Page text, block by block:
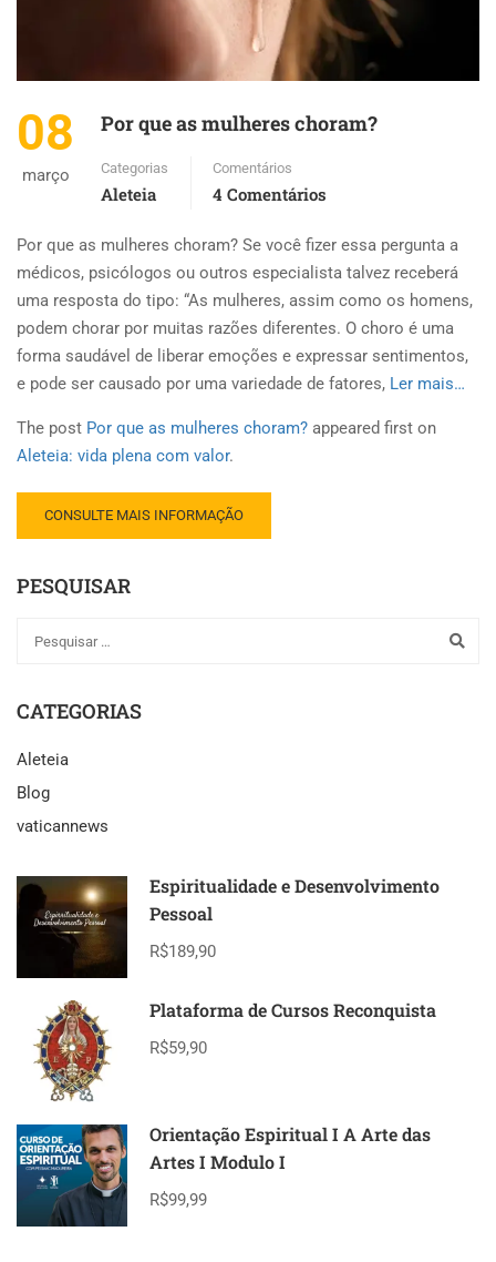
08
março
Por que as mulheres choram?
Categorias
Aleteia
Comentários
4 Comentários
Por que as mulheres choram? Se você fizer essa pergunta a
médicos, psicólogos ou outros especialista talvez receberá
uma resposta do tipo: “As mulheres, assim como os homens,
podem chorar por muitas razões diferentes. O choro é uma
forma saudável de liberar emoções e expressar sentimentos,
e pode ser causado por uma variedade de fatores, Ler mais…
The post Por que as mulheres choram? appeared first on
Aleteia: vida plena com valor.
CONSULTE MAIS INFORMAÇÃO
PESQUISAR
CATEGORIAS
Aleteia
Blog
vaticannews
Espiritualidade e Desenvolvimento
Pessoal
R$189,90
Plataforma de Cursos Reconquista
R$59,90
Orientação Espiritual I A Arte das
Artes I Modulo I
R$99,99